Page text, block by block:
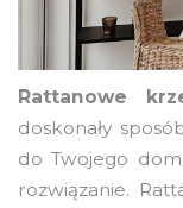
Rattanowe
doskonały
do Twojego
rozwiązanie.